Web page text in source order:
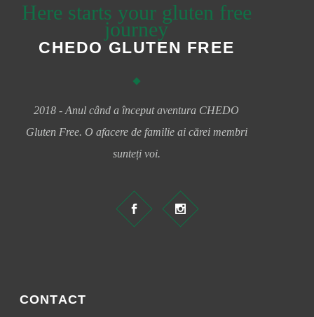
Here starts your gluten free
journey
CHEDO GLUTEN FREE
2018 - Anul când a început aventura CHEDO
Gluten Free. O afacere de familie ai cărei membri
sunteți voi.
CONTACT